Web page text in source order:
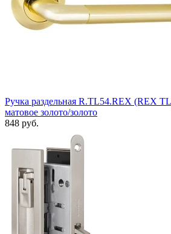
Ручка раздельная R.TL54.REX (REX
матовое золото/золото
848 руб.